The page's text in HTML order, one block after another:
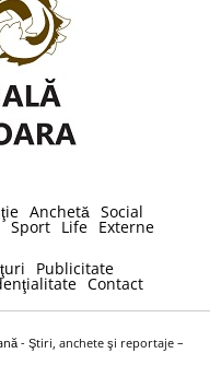
Anchetă Social
Sport Life Externe
Publicitate
Contact
- Ştiri, anchete şi reportaje –